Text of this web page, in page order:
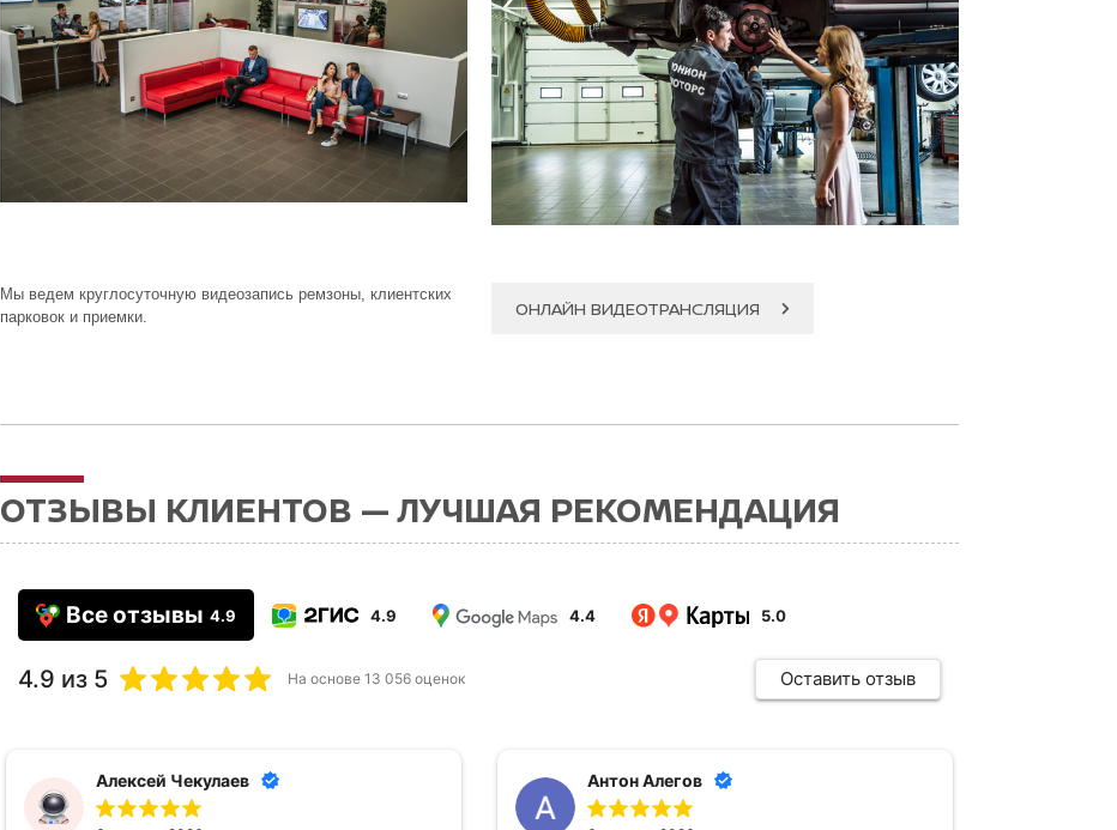
Мы ведем круглосуточную видеозапись ремзоны, клиентских
парковок и приемки.
ОНЛАЙН ВИДЕОТРАНСЛЯЦИЯ
ОТЗЫВЫ КЛИЕНТОВ — ЛУЧШАЯ РЕКОМЕНДАЦИЯ
Все отзывы 4.9 4.9 4.4 5.0
4.9 из 5 На основе 13 056 оценок Оставить отзыв
Алексей Чекулаев Антон Алегов